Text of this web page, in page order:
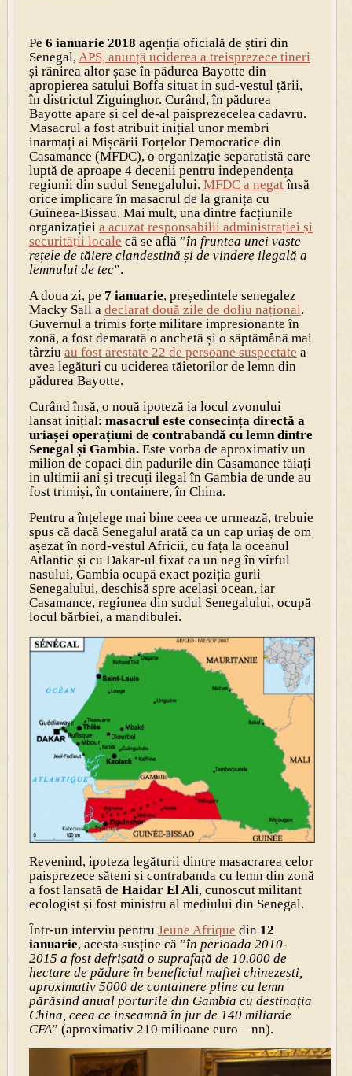
Pe 6 ianuarie 2018 agenția oficială de știri din
Senegal,APS, anunță uciderea a treisprezece tineri
și rănirea altor șase în pădurea Bayotte din
apropierea satului Boffa situat in sud-vestul țării,
în districtul Ziguinghor. Curând, în pădurea
Bayotte apare și cel de-al paisprezecelea cadavru.
Masacrul a fost atribuit inițial unor membri
inarmați ai Mișcării Forțelor Democratice din
Casamance (MFDC), o organizație separatistă care
luptă de aproape 4 decenii pentru independența
regiunii din sudul Senegalului. MFDC a negatînsă
orice implicare în masacrul de la granița cu
Guineea-Bissau. Mai mult, una dintre facțiunile
organizației a acuzat responsabilii administrației și
securității locale că se află ”în fruntea unei vaste
rețele de tăiere clandestină și de vindere ilegală a
lemnului de tec”.
A doua zi, pe 7 ianuarie, președintele senegalez
Macky Sall a declarat două zile de doliu național.
Guvernul a trimis forțe militare impresionante în
zonă, a fost demarată o anchetă și o săptămână mai
târziu au fost arestate 22 de persoane suspectate a
avea legături cu uciderea tăietorilor de lemn din
pădurea Bayotte.
Curând însă, o nouă ipoteză ia locul zvonului
lansat inițial: masacrul este consecința directă a
uriașei operațiuni de contrabandă cu lemn dintre
Senegal și Gambia. Este vorba de aproximativ un
milion de copaci din padurile din Casamance tăiați
in ultimii ani și trecuți ilegal în Gambia de unde au
fost trimiși, în containere, în China.
Pentru a înțelege mai bine ceea ce urmează, trebuie
spus că dacă Senegalul arată ca un cap uriaș de om
așezat în nord-vestul Africii, cu fața la oceanul
Atlantic și cu Dakar-ul fixat ca un neg în vîrful
nasului, Gambia ocupă exact poziția gurii
Senegalului, deschisă spre același ocean, iar
Casamance, regiunea din sudul Senegalului, ocupă
locul bărbiei, a mandibulei.
Revenind, ipoteza legăturii dintre masacrarea celor
paisprezece săteni și contrabanda cu lemn din zonă
a fost lansată de Haidar El Ali, cunoscut militant
ecologist și fost ministru al mediului din Senegal.
Într-un interviu pentru Jeune Afrique din 12
ianuarie, acesta susține că ”în perioada 2010-
2015 a fost defrișată o suprafață de 10.000 de
hectare de pădure în beneficiul mafiei chinezești,
aproximativ 5000 de containere pline cu lemn
părăsind anual porturile din Gambia cu destinația
China, ceea ce inseamnă în jur de 140 miliarde
CFA” (aproximativ 210 milioane euro – nn).